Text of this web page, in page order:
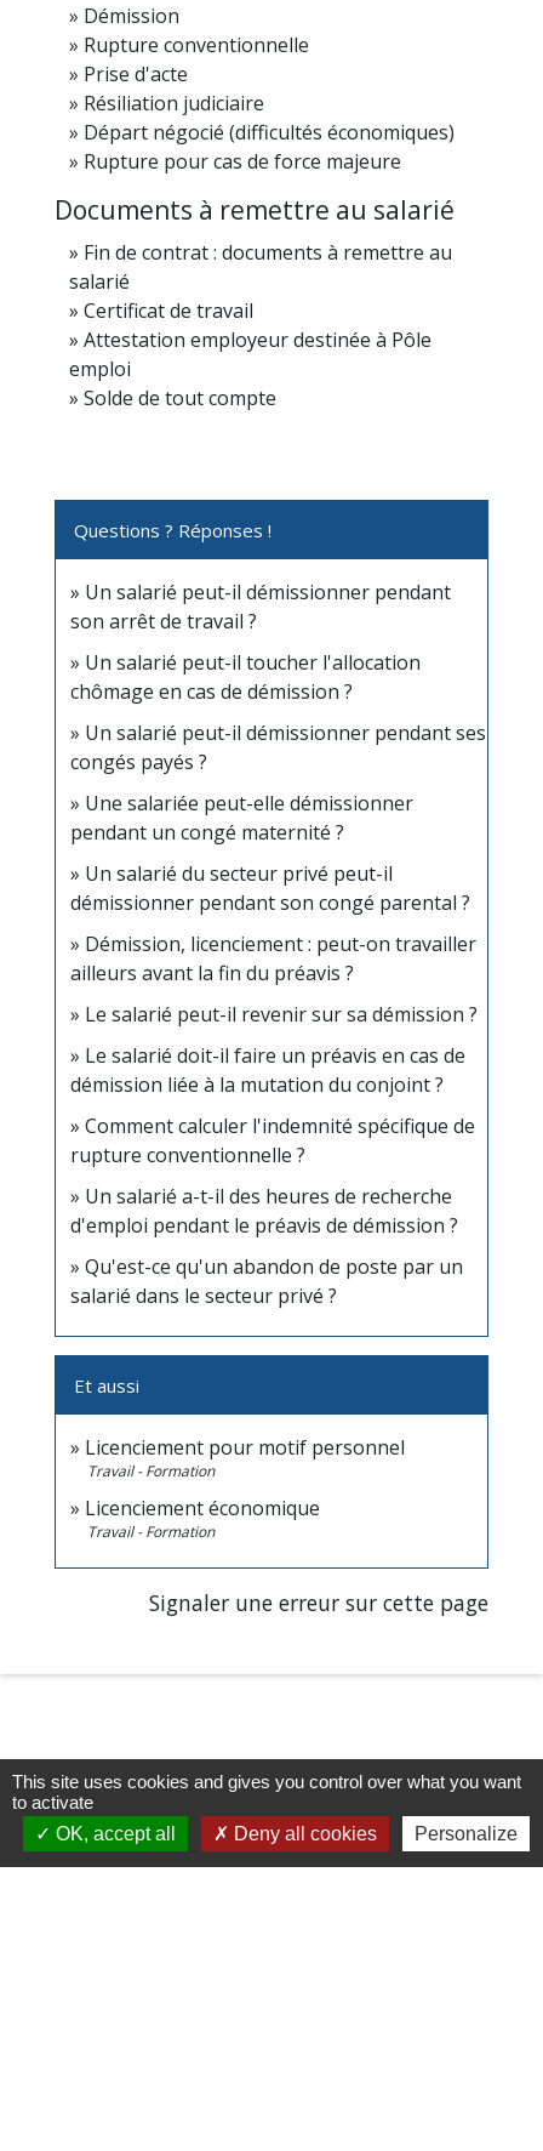
Démission
Rupture conventionnelle
Prise d'acte
Résiliation judiciaire
Départ négocié (difficultés économiques)
Rupture pour cas de force majeure
Documents à remettre au salarié
Fin de contrat : documents à remettre au
salarié
Certificat de travail
Attestation employeur destinée à Pôle
emploi
Solde de tout compte
Questions ? Réponses !
Un salarié peut-il démissionner pendant
son arrêt de travail ?
Un salarié peut-il toucher l'allocation
chômage en cas de démission ?
Un salarié peut-il démissionner pendant ses
congés payés ?
Une salariée peut-elle démissionner
pendant un congé maternité ?
Un salarié du secteur privé peut-il
démissionner pendant son congé parental ?
Démission, licenciement : peut-on travailler
ailleurs avant la fin du préavis ?
Le salarié peut-il revenir sur sa démission ?
Le salarié doit-il faire un préavis en cas de
démission liée à la mutation du conjoint ?
Comment calculer l'indemnité spécifique de
rupture conventionnelle ?
Un salarié a-t-il des heures de recherche
d'emploi pendant le préavis de démission ?
Qu'est-ce qu'un abandon de poste par un
salarié dans le secteur privé ?
Et aussi
Licenciement pour motif personnel
Travail - Formation
Licenciement économique
Travail - Formation
Signaler une erreur sur cette page
Horaires/Contacts
This site uses cookies and gives you control over what you want
to activate
OK, accept all
Deny all cookies Personalize